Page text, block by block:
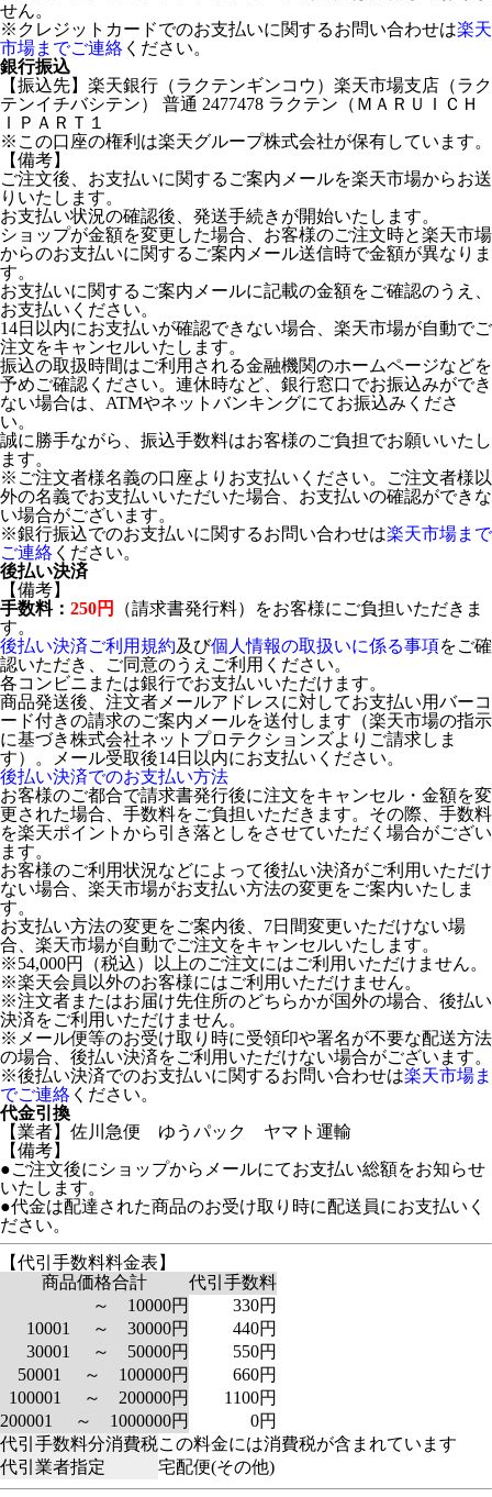
せん。
※クレジットカードでのお支払いに関するお問い合わせは楽天
市場までご連絡 ください。
銀行振込
【振込先】楽天銀行（ラクテンギンコウ）楽天市場支店（ラク
テンイチバシテン） 普通 2477478 ラクテン（ＭＡＲＵＩＣＨ
ＩＰＡＲＴ１
※この口座の権利は楽天グループ株式会社が保有しています。
【備考】
ご注文後、お支払いに関するご案内メールを楽天市場からお送
りいたします。
お支払い状況の確認後、発送手続きが開始いたします。
ショップが金額を変更した場合、お客様のご注文時と楽天市場
からのお支払いに関するご案内メール送信時で金額が異なりま
す。
お支払いに関するご案内メールに記載の金額をご確認のうえ、
お支払いください。
14日以内にお支払いが確認できない場合、楽天市場が自動でご
注文をキャンセルいたします。
振込の取扱時間はご利用される金融機関のホームページなどを
予めご確認ください。連休時など、銀行窓口でお振込みができ
ない場合は、ATMやネットバンキングにてお振込みくださ
い。
誠に勝手ながら、振込手数料はお客様のご負担でお願いいたし
ます。
※ご注文者様名義の口座よりお支払いください。ご注文者様以
外の名義でお支払いいただいた場合、お支払いの確認ができな
い場合がございます。
※銀行振込でのお支払いに関するお問い合わせは楽天市場まで
ご連絡 ください。
後払い決済
【備考】
手数料： 250円
（請求書発行料）をお客様にご負担いただきま
す。
後払い決済ご利用規約及び個人情報の取扱いに係る事項をご確
認いただき、ご同意のうえご利用ください。
各コンビニまたは銀行でお支払いいただけます。
商品発送後、注文者メールアドレスに対してお支払い用バーコ
ード付きの請求のご案内メールを送付します（楽天市場の指示
に基づき株式会社ネットプロテクションズよりご請求しま
す）。メール受取後14日以内にお支払いください。
後払い決済でのお支払い方法
お客様のご都合で請求書発行後に注文をキャンセル・金額を変
更された場合、手数料をご負担いただきます。その際、手数料
を楽天ポイントから引き落としをさせていただく場合がござい
ます。
お客様のご利用状況などによって後払い決済がご利用いただけ
ない場合、楽天市場がお支払い方法の変更をご案内いたしま
す。
お支払い方法の変更をご案内後、7日間変更いただけない場
合、楽天市場が自動でご注文をキャンセルいたします。
※54,000円（税込）以上のご注文にはご利用いただけません。
※楽天会員以外のお客様にはご利用いただけません。
※注文者またはお届け先住所のどちらかが国外の場合、後払い
決済をご利用いただけません。
※メール便等のお受け取り時に受領印や署名が不要な配送方法
の場合、後払い決済をご利用いただけない場合がございます。
※後払い決済でのお支払いに関するお問い合わせは楽天市場ま
でご連絡 ください。
代金引換
【業者】佐川急便 ゆうパック ヤマト運輸
【備考】
●ご注文後にショップからメールにてお支払い総額をお知らせ
いたします。
●代金は配達された商品のお受け取り時に配送員にお支払いく
ださい。
【代引手数料料金表】
商品価格合計
代引手数料
～ 10000円
330円
10001 ～ 30000円
440円
30001 ～ 50000円
550円
50001 ～ 100000円
660円
100001 ～ 200000円
1100円
200001 ～ 1000000円
0円
代引手数料分消費税この料金には消費税が含まれています
代引業者指定
宅配便(その他)